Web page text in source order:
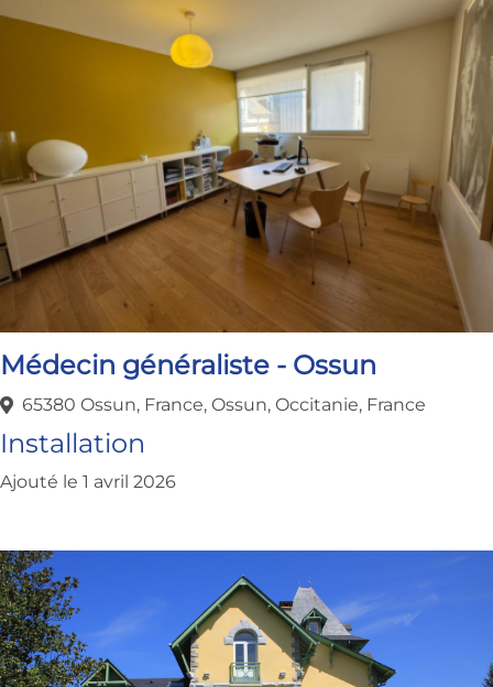
Médecin généraliste - Ossun
65380 Ossun, France, Ossun, Occitanie, France
Installation
Ajouté le 1 avril 2026